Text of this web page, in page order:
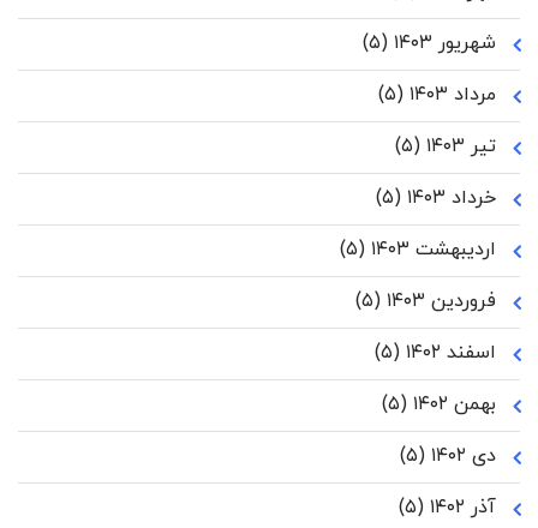
شهریور ۱۴۰۳
(۵)
مرداد ۱۴۰۳
(۵)
تیر ۱۴۰۳
(۵)
خرداد ۱۴۰۳
(۵)
اردیبهشت ۱۴۰۳
(۵)
فروردین ۱۴۰۳
(۵)
اسفند ۱۴۰۲
(۵)
بهمن ۱۴۰۲
(۵)
دی ۱۴۰۲
(۵)
آذر ۱۴۰۲
(۵)